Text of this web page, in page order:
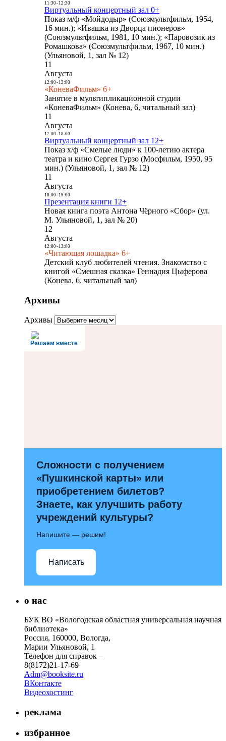
11:30- 12:30
Виртуальный концертный зал 0+
Показ м/ф «Мойдодыр» (Союзмультфильм, 1954,
16 мин.); «Ивашка из Дворца пионеров»
(Союзмультфильм, 1981, 10 мин.); «Паровозик из
Ромашкова» (Союзмультфильм, 1967, 10 мин.)
(Ульяновой, 1, зал № 12)
11
Августа
12:00- 13:00
«КоневаФильм» 6+
Занятие в мультипликационной студии
«КоневаФильм» (Конева, 6, читальный зал)
11
Августа
17:00- 18:00
Виртуальный концертный зал 12+
Показ х/ф «Смелые люди» к 100-летию актера
театра и кино Сергея Гурзо (Мосфильм, 1950, 95
мин.) (Ульяновой, 1, зал № 12)
11
Августа
18:00- 19:00
Презентация книги 12+
Новая книга поэта Антона Чёрного «Сбор» (ул.
М. Ульяновой, 1, зал № 20)
12
Августа
12:00- 13:00
«Читающая лошадка» 6+
Детский клуб любителей чтения. Знакомство с
книгой «Смешная сказка» Геннадия Цыферова
(Конева, 6, читальный зал)
Архивы
Архивы
Решаем вместе
Сложности с получением
«Пушкинской карты» или
приобретением билетов?
Знаете, как улучшить работу
учреждений культуры?
Напишите — решим!
Написать
о нас
БУК ВО «Вологодская областная универсальная научная
библиотека»
Россия, 160000, Вологда,
Марии Ульяновой, 1
Телефон для справок –
8(8172)21-17-69
Adm@booksite.ru
ВКонтакте
Видеохостинг
реклама
избранное